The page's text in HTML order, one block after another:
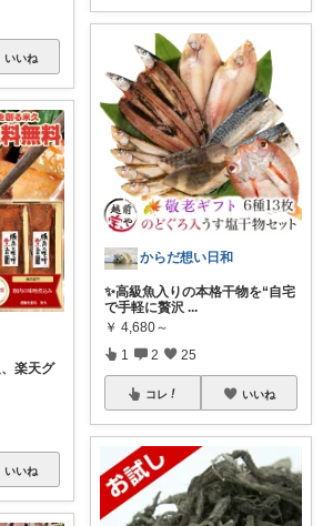
いいね
楽天グ
いいね
からだ想い日和
✨高級魚入りの本格干物を“自宅
で手軽に贅沢 ...
￥ 4,680～
1 2 25
コレ いいね